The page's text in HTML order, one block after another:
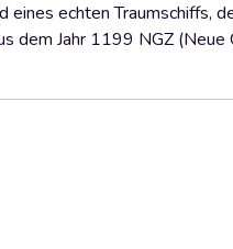
eines echten Traumschiffs,
dem Jahr 1199 NGZ (Neue